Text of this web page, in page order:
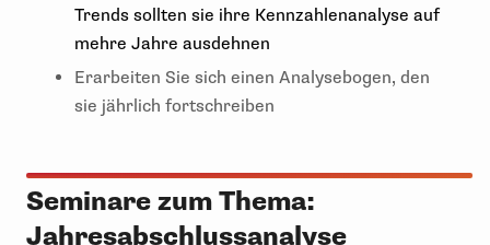
Trends sollten sie ihre Kennzahlenanalyse auf
mehre Jahre ausdehnen
Erarbeiten Sie sich einen Analysebogen, den
sie jährlich fortschreiben
Seminare zum Thema:
Jahresabschlussanalyse